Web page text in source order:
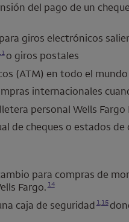
del pago de un
giros electrónicos
al pieSe abre una modalidad para nota al pie
o giros postales
(ATM) en todo el
internacionales
personal Wells
de cheques o estados
para compras de
Fargo.
Se abre una modalidad para nota al pie
14
caja de seguridad 1 15